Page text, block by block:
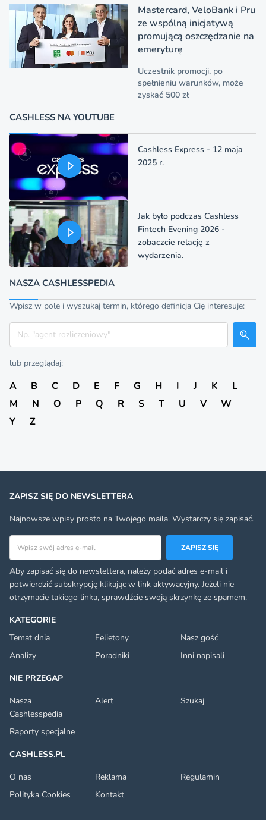
Mastercard, VeloBank i Pru
ze wspólną inicjatywą
promującą oszczędzanie na
emeryturę
Uczestnik promocji, po
spełnieniu warunków, może
zyskać 500 zł
CASHLESS NA YOUTUBE
Cashless Express - 12 maja
2025 r.
Jak było podczas Cashless
Fintech Evening 2026 -
zobaczcie relację z
wydarzenia.
NASZA CASHLESSPEDIA
Wpisz w pole i wyszukaj termin, którego definicja Cię interesuje:
Szukaj
lub przeglądaj:
A B C D E F G H I J K
L
M
N O P Q R S T U V
W
Y
Z
KATEGORIE
Temat dnia
Felietony
Nasz gość
Analizy
Poradniki
Inni napisali
NIE PRZEGAP
Nasza
Cashlesspedia
Alert Szukaj
Raporty specjalne
CASHLESS.PL
O nas
Reklama
Regulamin
Polityka Cookies
Kontakt
ZAPISZ SIĘ DO NEWSLETTERA
Najnowsze wpisy prosto na Twojego maila. Wystarczy się zapisać.
ZAPISZ SIĘ
Aby zapisać się do newslettera, należy podać adres e-mail i
potwierdzić subskrypcję klikając w link aktywacyjny. Jeżeli nie
otrzymacie takiego linka, sprawdźcie swoją skrzynkę ze spamem.